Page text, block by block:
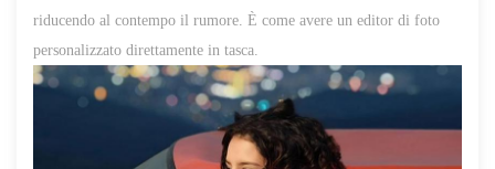
riducendo al contempo il rumore. È come avere un editor di foto
personalizzato direttamente in tasca.